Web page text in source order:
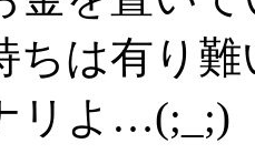
ちは有り
リよ…(;_;)